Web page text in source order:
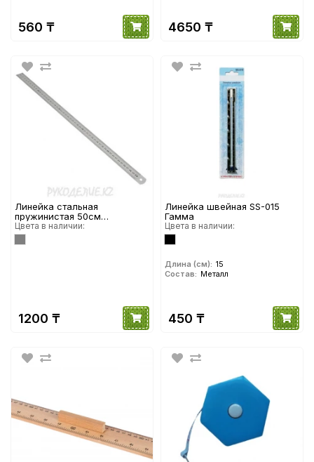
560 ₸ 4650 ₸
Линейка стальная
пружинистая 50см
двусторонняя
Цвета в наличии:
1200 ₸
Линейка швейная SS-015
Гамма
Цвета в наличии:
Длина (см): 15
Состав: Металл
450 ₸